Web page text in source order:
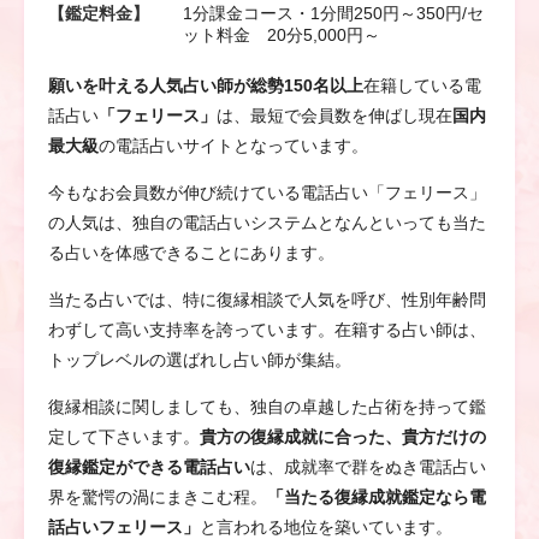
【鑑定料金】
1分課金コース・1分間250円～350円/セ
ット料金 20分5,000円～
願いを叶える人気占い師が総勢150名以上在籍している電
話占い 「フェリース」 は、最短で会員数を伸ばし現在国内
最大級の電話占いサイトとなっています。
今もなお会員数が伸び続けている電話占い「フェリース」
の人気は、独自の電話占いシステムとなんといっても当た
る占いを体感できることにあります。
当たる占いでは、特に復縁相談で人気を呼び、性別年齢問
わずして高い支持率を誇っています。在籍する占い師は、
トップレベルの選ばれし占い師が集結。
復縁相談に関しましても、独自の卓越した占術を持って鑑
定して下さいます。 貴方の復縁成就に合った、貴方だけの
復縁鑑定ができる電話占いは、成就率で群をぬき電話占い
界を驚愕の渦にまきこむ程。
「当たる復縁成就鑑定なら電
話占いフェリース」 と言われる地位を築いています。